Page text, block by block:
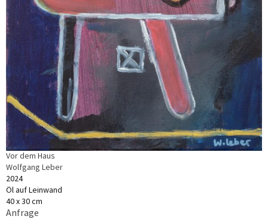
Vor dem Haus
Wolfgang Leber
2024
Öl auf Leinwand
40 x 30 cm
Anfrage